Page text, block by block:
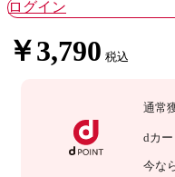
ログイン
￥3,790 税込
通常
dカー
今な